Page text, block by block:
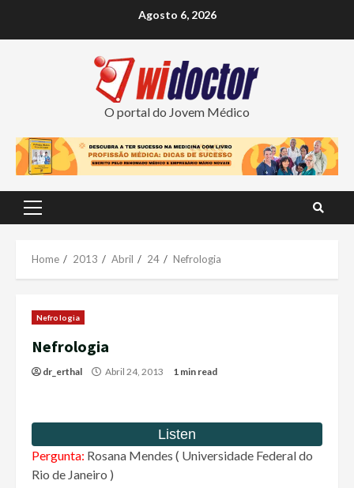
Agosto 6, 2026
O portal do Jovem Médico
Primary
Home 2013 Abril 24 Nefrologia
Nefrologia
Nefrologia
dr_erthal Abril 24, 2013 1 min read
Pergunta: Rosana Mendes ( Universidade Federal do
Rio de Janeiro )